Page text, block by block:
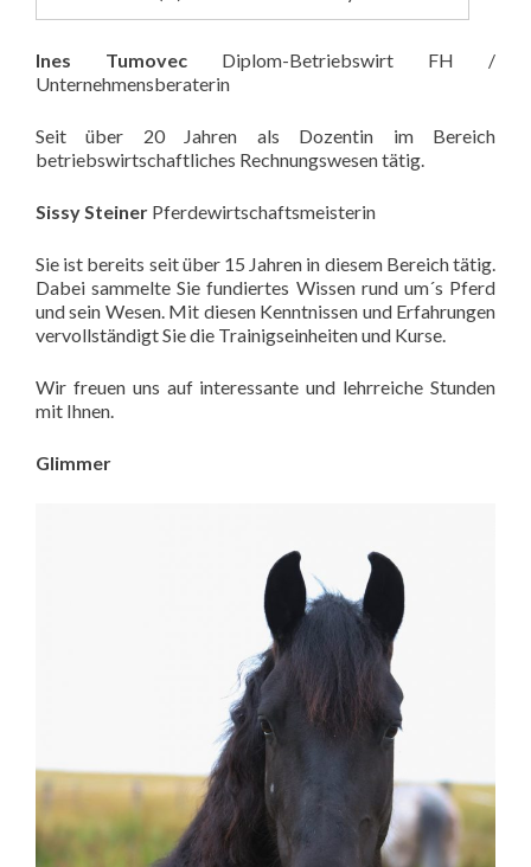
Ines Tumovec Diplom-Betriebswirt FH /
Unternehmensberaterin
Seit über 20 Jahren als Dozentin im Bereich
betriebswirtschaftliches Rechnungswesen tätig.
Sissy Steiner Pferdewirtschaftsmeisterin
Sie ist bereits seit über 15 Jahren in diesem Bereich tätig.
Dabei sammelte Sie fundiertes Wissen rund um´s Pferd
und sein Wesen. Mit diesen Kenntnissen und Erfahrungen
vervollständigt Sie die Trainigseinheiten und Kurse.
Wir freuen uns auf interessante und lehrreiche Stunden
mit Ihnen.
Glimmer